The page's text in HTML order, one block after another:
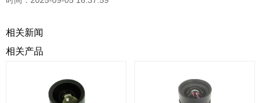
相关新闻
相关产品